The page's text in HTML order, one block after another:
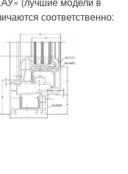
соответственно: